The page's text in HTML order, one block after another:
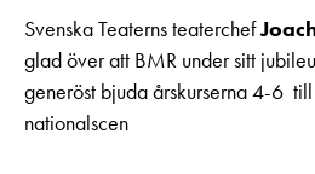
Svenska Teaterns teaterchef
glad över att BMR under sitt
generöst bjuda årskurserna 4-6
nationalscen